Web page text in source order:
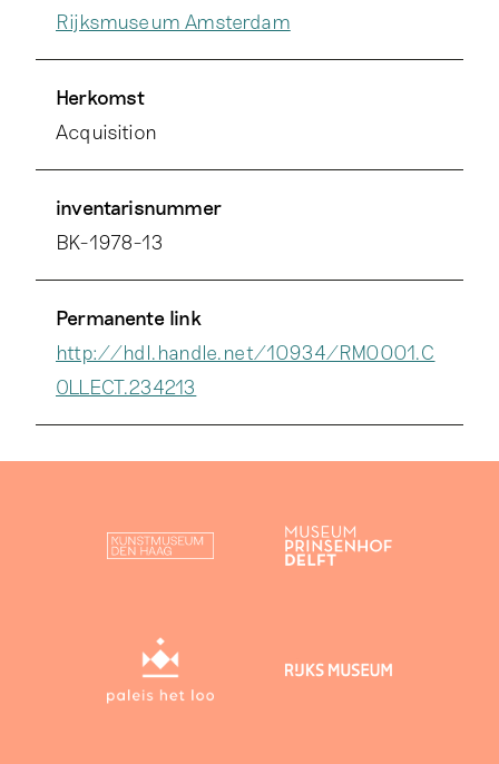
Rijksmuseum Amsterdam
Herkomst
Acquisition
inventarisnummer
BK-1978-13
Permanente link
http://hdl.handle.net/10934/RM0001.C
OLLECT.234213